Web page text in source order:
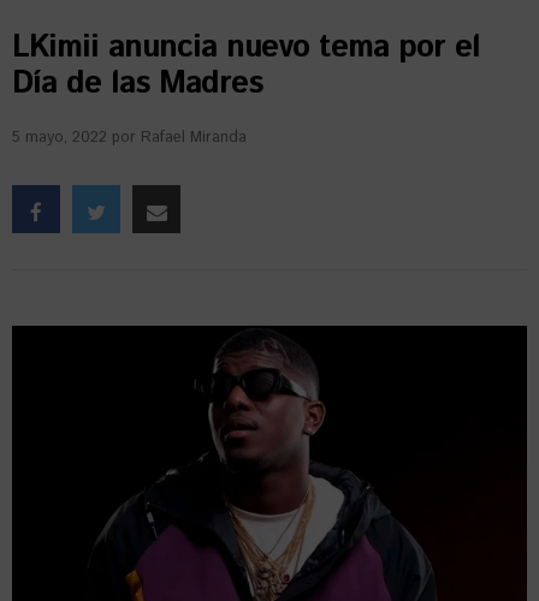
LKimii anuncia nuevo tema por el
Día de las Madres
5 mayo, 2022 por Rafael Miranda